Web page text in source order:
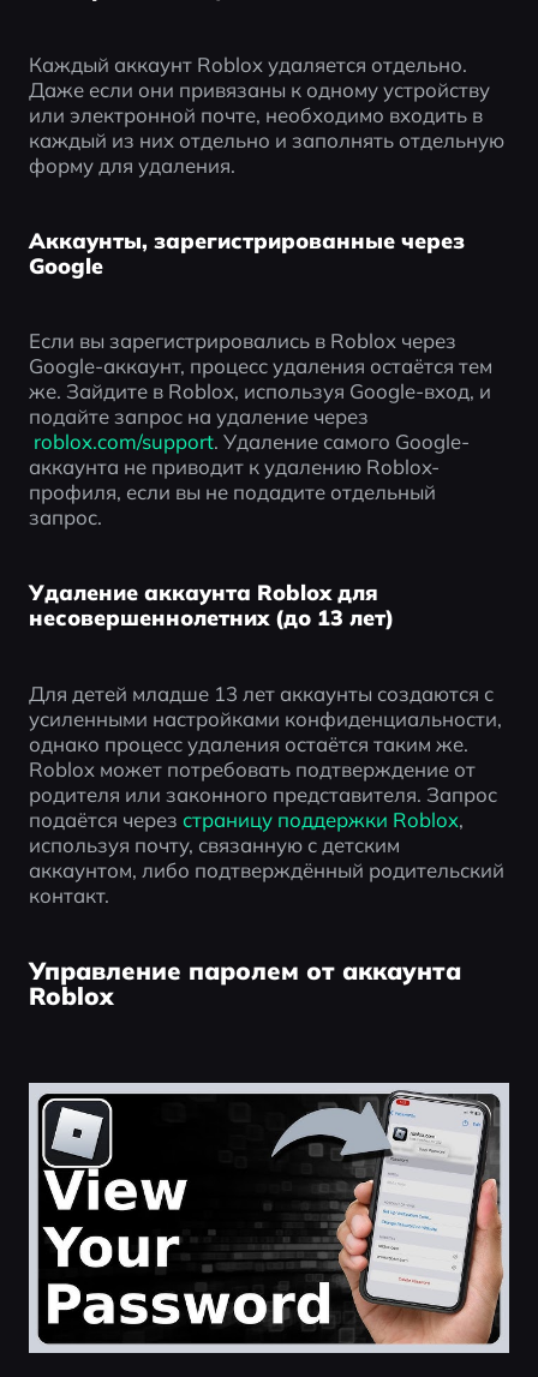
Каждый аккаунт Roblox удаляется отдельно.
Даже если они привязаны к одному устройству
или электронной почте, необходимо входить в
каждый из них отдельно и заполнять отдельную
форму для удаления.
Аккаунты, зарегистрированные через
Google
Если вы зарегистрировались в Roblox через
Google-аккаунт, процесс удаления остаётся тем
же. Зайдите в Roblox, используя Google-вход, и
подайте запрос на удаление через
roblox.com/support. Удаление самого Google-
аккаунта не приводит к удалению Roblox-
профиля, если вы не подадите отдельный
запрос.
Удаление аккаунта Roblox для
несовершеннолетних (до 13 лет)
Для детей младше 13 лет аккаунты создаются с
усиленными настройками конфиденциальности,
однако процесс удаления остаётся таким же.
Roblox может потребовать подтверждение от
родителя или законного представителя. Запрос
подаётся через страницу поддержки Roblox,
используя почту, связанную с детским
аккаунтом, либо подтверждённый родительский
контакт.
Управление паролем от аккаунта
Roblox